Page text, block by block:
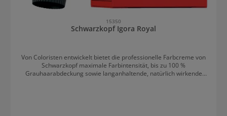
15350
Schwarzkopf Igora Royal
Von Coloristen entwickelt bietet die professionelle Farbcreme von
Schwarzkopf maximale Farbintensität, bis zu 100 %
Grauhaarabdeckung sowie langanhaltende, natürlich wirkende